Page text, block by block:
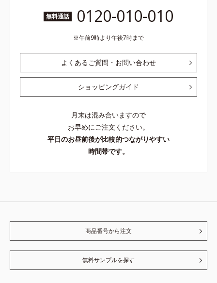
無料通話 0120-010-010
午前9時より午後7時まで
よくあるご質問・お問い合わせ
ショッピングガイド
月末は混み合いますので
お早めにご注文ください。
平日のお昼前後が比較的つながりやすい
時間帯です。
商品番号から注文
無料サンプルを探す